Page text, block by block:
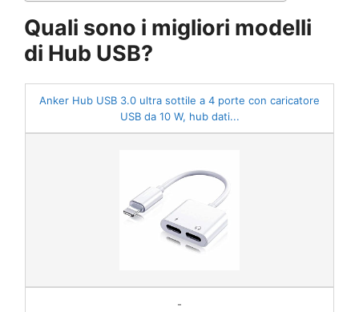
Quali sono i migliori modelli
di Hub USB?
Anker Hub USB 3.0 ultra sottile a 4 porte con caricatore
USB da 10 W, hub dati...
-